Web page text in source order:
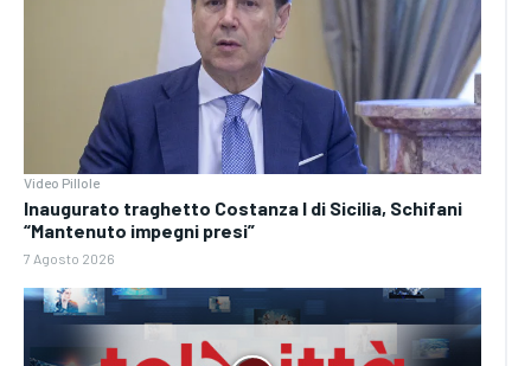
Video Pillole
Inaugurato traghetto Costanza I di Sicilia, Schifani
“Mantenuto impegni presi”
7 Agosto 2026